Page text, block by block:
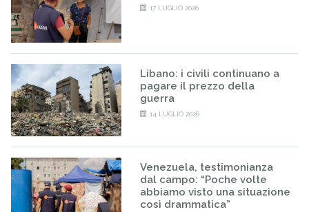
17 LUGLIO 2026
Libano: i civili continuano a
pagare il prezzo della
guerra
14 LUGLIO 2026
Venezuela, testimonianza
dal campo: “Poche volte
abbiamo visto una situazione
così drammatica”